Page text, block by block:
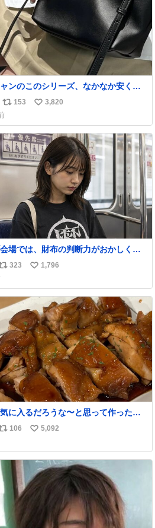
ンのこのシリーズ、なかなか安くな
にセール価格になってる🖤✨レザー
則級にかわいい。持ってるだけでコ
上げされる。
リ
ポ
ス
ト
数
153
い
ね
数
3,820
場では、財布の判断力がおかしくな
リ
323
い
ね
数
1,796
に入るだろうな〜と思って作ったら
倍も美味しい美味しい言ってくれて
リ
ト
数
106
い
ね
数
5,092